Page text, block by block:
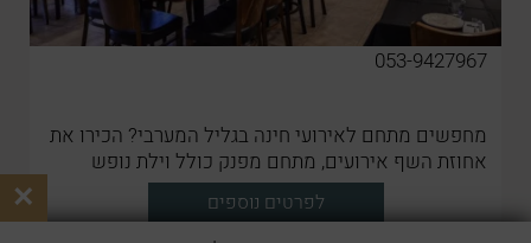
053-9427967
מחפשים מתחם לאירועי חינה בגליל המערבי? הכירו את
אחוזת השף אירועים, מתחם מפנק כולל וילת נופש
לבעלי השמחה
לפרטים נוספים ×